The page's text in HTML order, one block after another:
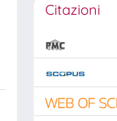
Citazioni